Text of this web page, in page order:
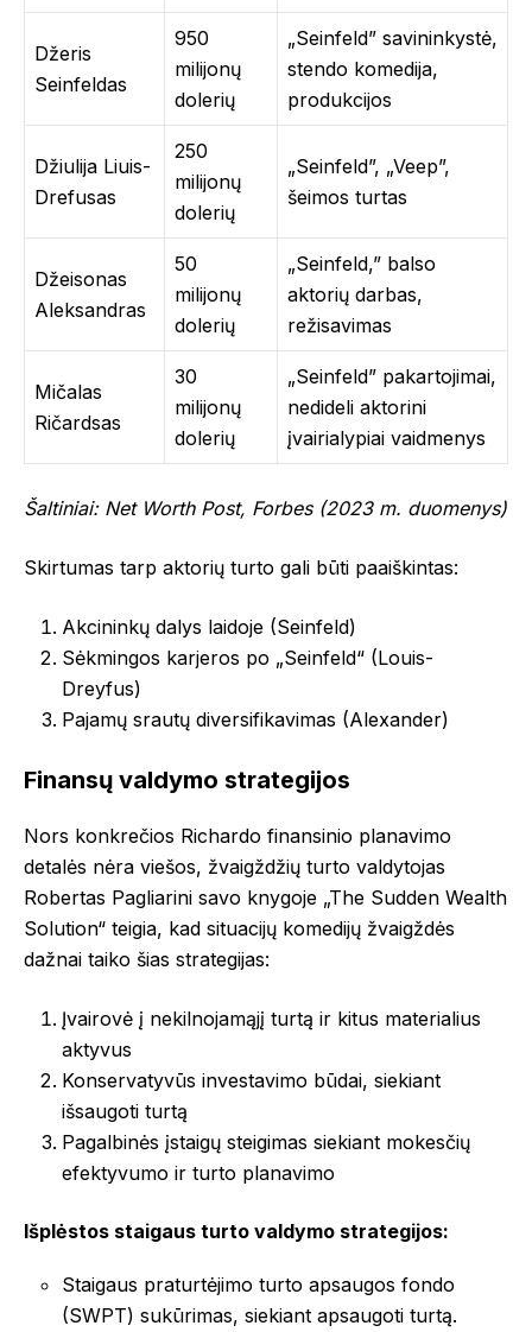
Džeris
Seinfeldas
950
milijonų
dolerių
„Seinfeld” savininkystė,
stendo komedija,
produkcijos
Džiulija Liuis-
Drefusas
250
milijonų
dolerių
„Seinfeld”, „Veep”,
šeimos turtas
Džeisonas
Aleksandras
50
milijonų
dolerių
„Seinfeld,” balso
aktorių darbas,
režisavimas
Mičalas
Ričardsas
30
milijonų
dolerių
„Seinfeld” pakartojimai,
nedideli aktorini
įvairialypiai vaidmenys
Šaltiniai: Net Worth Post, Forbes (2023 m. duomenys)
Skirtumas tarp aktorių turto gali būti paaiškintas:
Akcininkų dalys laidoje (Seinfeld)
Sėkmingos karjeros po „Seinfeld“ (Louis-
Dreyfus)
Pajamų srautų diversifikavimas (Alexander)
Finansų valdymo strategijos
Nors konkrečios Richardo finansinio planavimo
detalės nėra viešos, žvaigždžių turto valdytojas
Robertas Pagliarini savo knygoje „The Sudden Wealth
Solution“ teigia, kad situacijų komedijų žvaigždės
dažnai taiko šias strategijas:
Įvairovė į nekilnojamąjį turtą ir kitus materialius
aktyvus
Konservatyvūs investavimo būdai, siekiant
išsaugoti turtą
Pagalbinės įstaigų steigimas siekiant mokesčių
efektyvumo ir turto planavimo
Išplėstos staigaus turto valdymo strategijos:
Staigaus praturtėjimo turto apsaugos fondo
(SWPT) sukūrimas, siekiant apsaugoti turtą.